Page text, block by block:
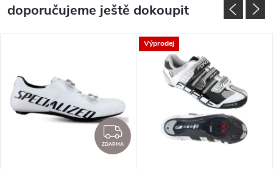
doporučujeme ještě dokoupit
ZDARMA
ZDARMA
Výprodej